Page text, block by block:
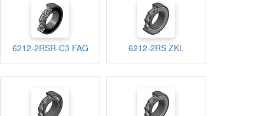
6212-2RSR-C3 FAG 6212-2RS ZKL